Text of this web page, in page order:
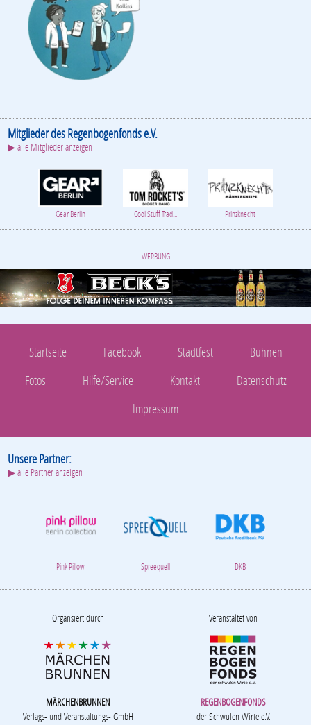
Mitglieder des Regenbogenfonds e.V.
▶ alle Mitglieder anzeigen
Gear Berlin Cool Stuff Trad... Prinzknecht
— WERBUNG —
Startseite Facebook Stadtfest
Bühnen
Fotos
Hilfe/Service Kontakt
Datenschutz
Impressum
Unsere Partner:
▶ alle Partner anzeigen
Pink Pillow
Spreequell DKB
Organsiert durch
MÄRCHENBRUNNEN
Verlags- und Veranstaltungs- GmbH
Veranstaltet von
REGENBOGENFONDS
der Schwulen Wirte e.V.